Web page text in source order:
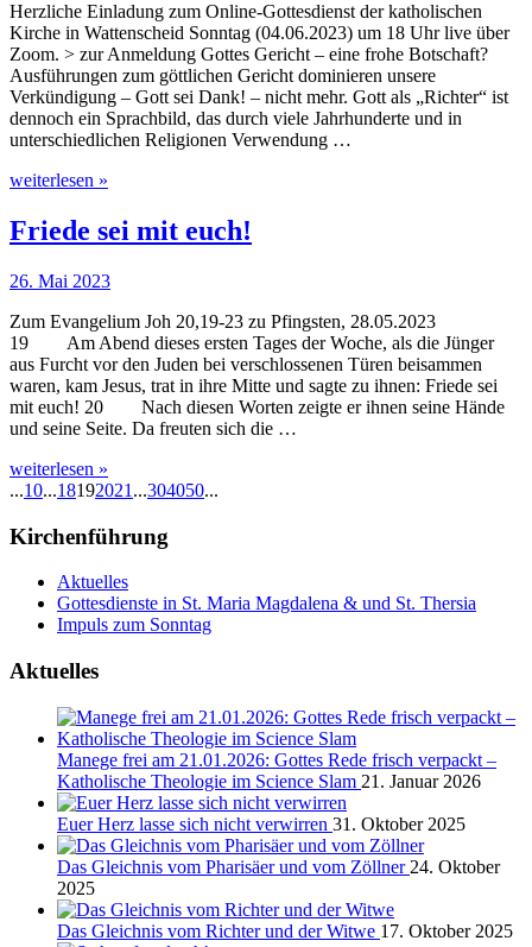
Herzliche Einladung zum Online-Gottesdienst der katholischen
Kirche in Wattenscheid Sonntag (04.06.2023) um 18 Uhr live über
Zoom. > zur Anmeldung Gottes Gericht – eine frohe Botschaft?
Ausführungen zum göttlichen Gericht dominieren unsere
Verkündigung – Gott sei Dank! – nicht mehr. Gott als „Richter“ ist
dennoch ein Sprachbild, das durch viele Jahrhunderte und in
unterschiedlichen Religionen Verwendung …
weiterlesen »
Friede sei mit euch!
26. Mai 2023
Zum Evangelium Joh 20,19-23 zu Pfingsten, 28.05.2023
19 Am Abend dieses ersten Tages der Woche, als die Jünger
aus Furcht vor den Juden bei verschlossenen Türen beisammen
waren, kam Jesus, trat in ihre Mitte und sagte zu ihnen: Friede sei
mit euch! 20 Nach diesen Worten zeigte er ihnen seine Hände
und seine Seite. Da freuten sich die …
weiterlesen »
...10...18192021 ...304050...
Kirchenführung
Aktuelles
Gottesdienste in St. Maria Magdalena & und St. Thersia
Impuls zum Sonntag
Aktuelles
Manege frei am 21.01.2026: Gottes Rede frisch verpackt –
Katholische Theologie im Science Slam 21. Januar 2026
Euer Herz lasse sich nicht verwirren 31. Oktober 2025
Das Gleichnis vom Pharisäer und vom Zöllner 24. Oktober
2025
Das Gleichnis vom Richter und der Witwe 17. Oktober 2025